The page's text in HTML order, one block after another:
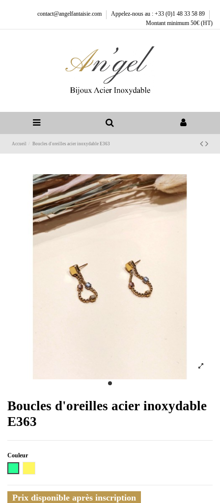
contact@angelfantaisie.com
Appelez-nous au : +33 (0)1 48 33 58 89
Montant minimum 50€ (HT)
Accueil Boucles d'oreilles acier inoxydable E363
Boucles d'oreilles acier inoxydable
E363
Couleur
Prix disponible après inscription